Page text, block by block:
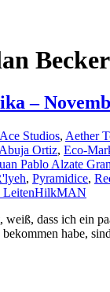
Becker
–
Ace Studios, Aether
Ortiz, Eco-
Pablo Alzate
, Pyramidice,
LeitenHilkMAN
weiß, dass ich ein
habe,